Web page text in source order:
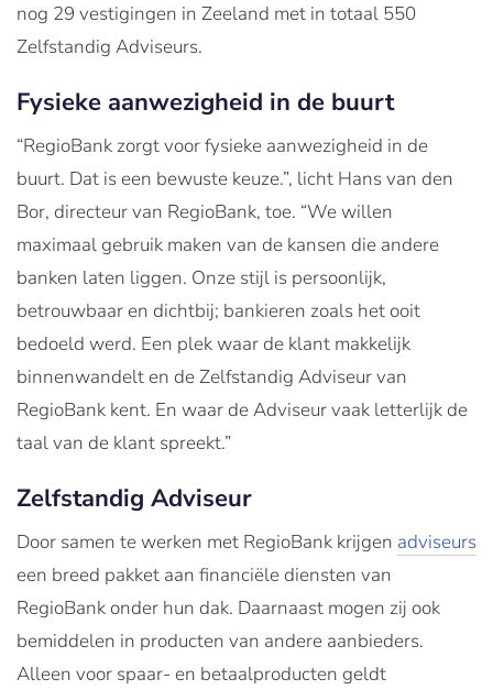
nog 29 vestigingen in Zeeland met in totaal 550
Zelfstandig Adviseurs.
Fysieke aanwezigheid in de buurt
“RegioBank zorgt voor fysieke aanwezigheid in de
buurt. Dat is een bewuste keuze.”, licht Hans van den
Bor, directeur van RegioBank, toe. “We willen
maximaal gebruik maken van de kansen die andere
banken laten liggen. Onze stijl is persoonlijk,
betrouwbaar en dichtbij; bankieren zoals het ooit
bedoeld werd. Een plek waar de klant makkelijk
binnenwandelt en de Zelfstandig Adviseur van
RegioBank kent. En waar de Adviseur vaak letterlijk de
taal van de klant spreekt.”
Zelfstandig Adviseur
Door samen te werken met RegioBank krijgen adviseurs
een breed pakket aan financiële diensten van
RegioBank onder hun dak. Daarnaast mogen zij ook
bemiddelen in producten van andere aanbieders.
Alleen voor spaar- en betaalproducten geldt